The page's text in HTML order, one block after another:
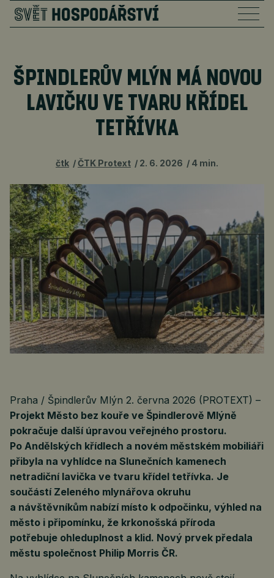
ŠPINDLERŮV MLÝN MÁ NOVOU
LAVIČKU VE TVARU KŘÍDEL
TETŘÍVKA
čtk ČTK Protext 2. 6. 2026 4 min.
Praha / Špindlerův Mlýn 2. června 2026 (PROTEXT) –
Projekt Město bez kouře ve Špindlerově Mlýně
pokračuje další úpravou veřejného prostoru.
Po Andělských křídlech a novém městském mobiliáři
přibyla na vyhlídce na Slunečních kamenech
netradiční lavička ve tvaru křídel tetřívka. Je
součástí Zeleného mlynářova okruhu
a návštěvníkům nabízí místo k odpočinku, výhled na
město i připomínku, že krkonošská příroda
potřebuje ohleduplnost a klid. Nový prvek předala
městu společnost Philip Morris ČR.